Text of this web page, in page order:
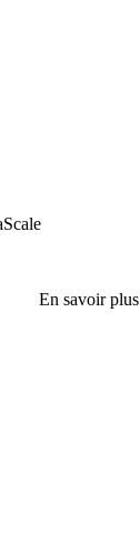
En savoir plus